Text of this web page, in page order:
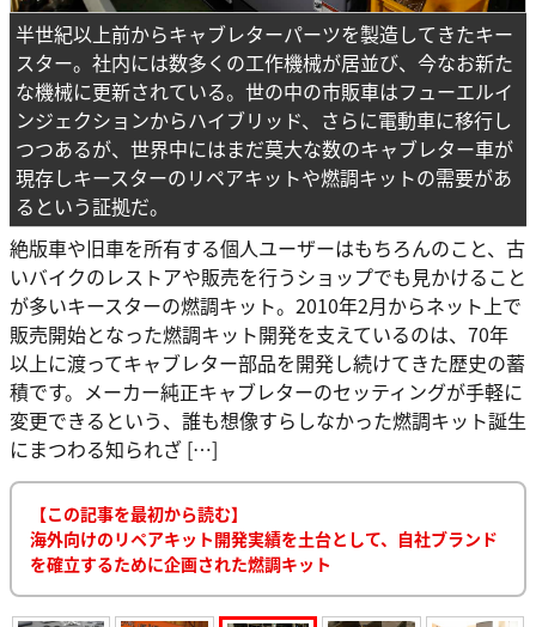
半世紀以上前からキャブレターパーツを製造してきたキー
スター。社内には数多くの工作機械が居並び、今なお新た
な機械に更新されている。世の中の市販車はフューエルイ
ンジェクションからハイブリッド、さらに電動車に移行し
つつあるが、世界中にはまだ莫大な数のキャブレター車が
現存しキースターのリペアキットや燃調キットの需要があ
るという証拠だ。
絶版車や旧車を所有する個人ユーザーはもちろんのこと、古
いバイクのレストアや販売を行うショップでも見かけること
が多いキースターの燃調キット。2010年2月からネット上で
販売開始となった燃調キット開発を支えているのは、70年
以上に渡ってキャブレター部品を開発し続けてきた歴史の蓄
積です。メーカー純正キャブレターのセッティングが手軽に
変更できるという、誰も想像すらしなかった燃調キット誕生
にまつわる知られざ […]
【この記事を最初から読む】
海外向けのリペアキット開発実績を土台として、自社ブランド
を確立するために企画された燃調キット